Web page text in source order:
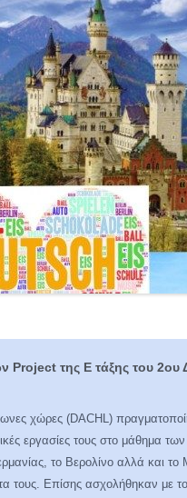
ΕΡΓΑΣΙΏΝ
ΤΆΞΗΣ ΤΟΥ 2ΟΥ
PADLET
ΔΈΝΤΡΟ
127Ο Δ.Σ.
Project της Ε τάξης του 2ου
χώρες (DACHL)
εργασίες τους στο μάθημα
το Βερολίνο αλλά και το
τους. Επίσης ασχολήθηκαν με